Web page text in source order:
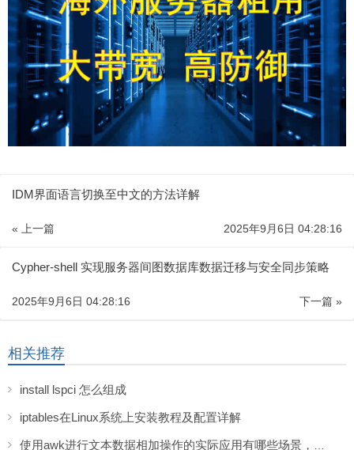
IDM界面语言切换至中文的方法详解
« 上一篇 2025年9月6日 04:28:16
Cypher-shell 实现服务器间图数据库数据迁移与安全同步策略
下一篇 »
2025年9月6日 04:28:16
相关推荐
install lspci 怎么组成
iptables在Linux系统上安装教程及配置详解